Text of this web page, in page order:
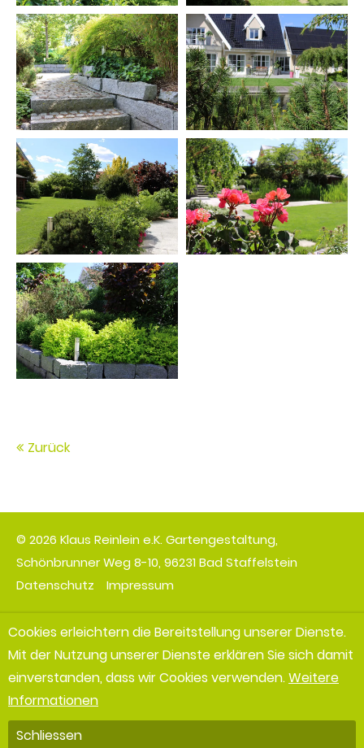
Zurück
© 2026 Klaus Reinlein e.K. Gartengestaltung,
Schönbrunner Weg 8-10, 96231 Bad Staffelstein
Datenschutz
Impressum
Cookies erleichtern die Bereitstellung unserer Dienste.
Mit der Nutzung unserer Dienste erklären Sie sich damit
einverstanden, dass wir Cookies verwenden.Weitere
Informationen
Schliessen